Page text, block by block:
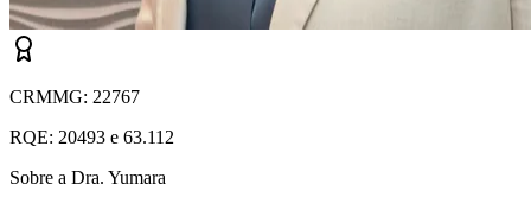
CRMMG: 22767
RQE: 20493 e 63.112
Sobre a Dra. Yumara